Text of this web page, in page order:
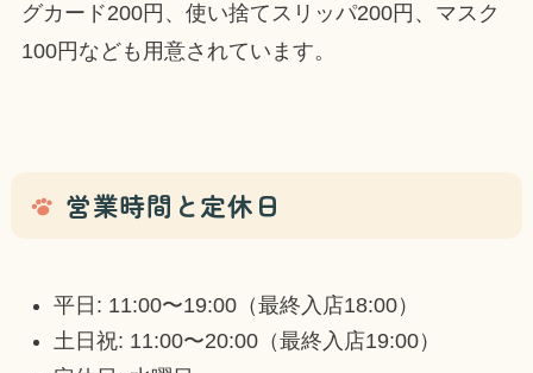
グカード200円、使い捨てスリッパ200円、マスク
100円なども用意されています。
営業時間と定休日
平日: 11:00〜19:00（最終入店18:00）
土日祝: 11:00〜20:00（最終入店19:00）